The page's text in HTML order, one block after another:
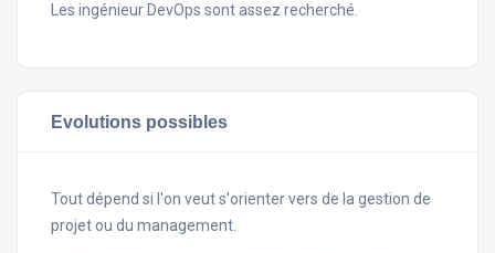
Les ingénieur DevOps sont assez recherché.
Evolutions possibles
Tout dépend si l'on veut s'orienter vers de la gestion de
projet ou du management.